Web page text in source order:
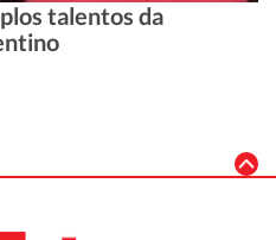
talentos da